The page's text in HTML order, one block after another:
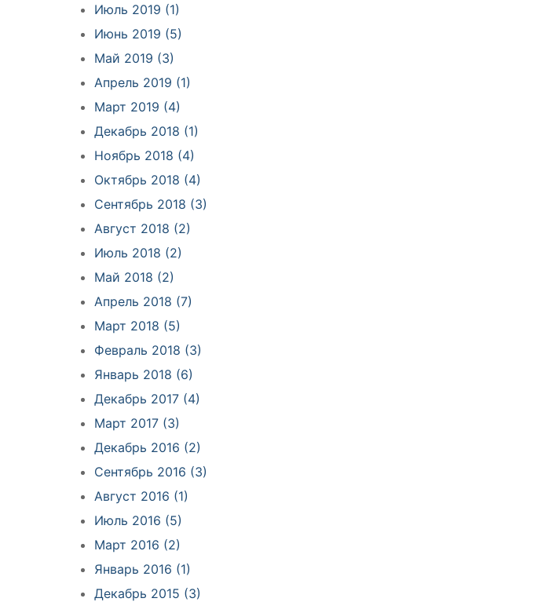
Июль 2019 (1)
Июнь 2019 (5)
Май 2019 (3)
Апрель 2019 (1)
Март 2019 (4)
Декабрь 2018 (1)
Ноябрь 2018 (4)
Октябрь 2018 (4)
Сентябрь 2018 (3)
Август 2018 (2)
Июль 2018 (2)
Май 2018 (2)
Апрель 2018 (7)
Март 2018 (5)
Февраль 2018 (3)
Январь 2018 (6)
Декабрь 2017 (4)
Март 2017 (3)
Декабрь 2016 (2)
Сентябрь 2016 (3)
Август 2016 (1)
Июль 2016 (5)
Март 2016 (2)
Январь 2016 (1)
Декабрь 2015 (3)